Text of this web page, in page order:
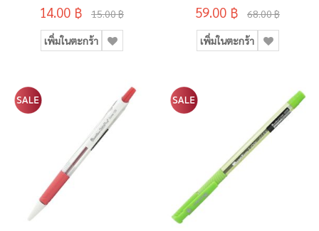
14.00 ฿ 15.00 ฿
เพิ่มในตะกร้า
59.00 ฿ 68.00 ฿
เพิ่มในตะกร้า